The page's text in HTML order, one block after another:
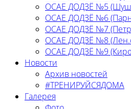
ОСАЕ ДОДЗЁ №5
ОСАЕ ДОДЗЁ №6
ОСАЕ ДОДЗЁ №7
ОСАЕ ДОДЗЁ №8
ОСАЕ ДОДЗЁ №9
Новости
Архив новостей
#ТРЕНИРУЙСЯДОМА
Галерея